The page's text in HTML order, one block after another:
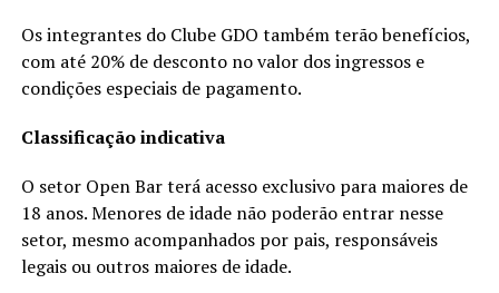
Os integrantes do Clube GDO também terão benefícios,
com até 20% de desconto no valor dos ingressos e
condições especiais de pagamento.
Classificação indicativa
O setor Open Bar terá acesso exclusivo para maiores de
18 anos. Menores de idade não poderão entrar nesse
setor, mesmo acompanhados por pais, responsáveis
legais ou outros maiores de idade.